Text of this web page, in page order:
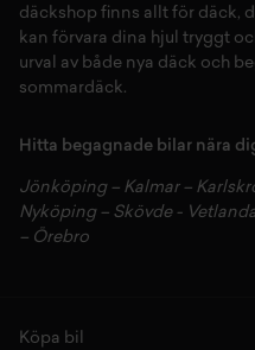
däckshop finns allt för däck,
kan förvara dina hjul tryggt
urval av både nya däck och
sommardäck.
Hitta begagnade bilar nära
Jönköping– Kalmar –
Nyköping– Skövde-
– Örebro
Köpa bil